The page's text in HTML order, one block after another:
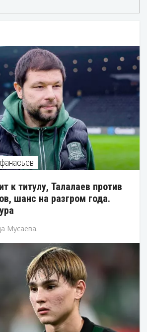
к титулу, Талалаев против
шанс на разгром года.
Мусаева.